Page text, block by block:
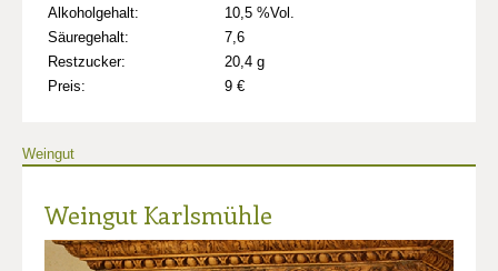
Alkoholgehalt:
10,5 %Vol.
Säuregehalt:
7,6
Restzucker:
20,4 g
Preis:
9 €
Weingut
Weingut Karlsmühle